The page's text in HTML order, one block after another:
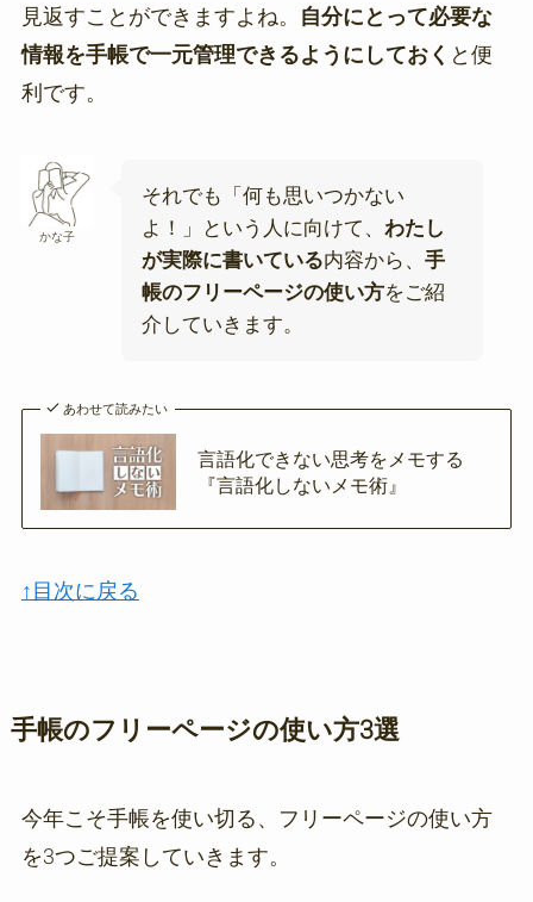
見返すことができますよね。
自分にとって必要な
情報を手帳で一元管理できるようにしておく と便
利です。
かな子
それでも「何も思いつかない
よ！」という人に向けて、 わたし
が実際に書いている内容から、 手
帳のフリーページの使い方をご紹
介していきます。
あわせて読みたい
言語化できない思考をメモする
『言語化しないメモ術』
↑目次に戻る
手帳のフリーページの使い方3選
今年こそ手帳を使い切る、フリーページの使い方
を3つご提案していきます。